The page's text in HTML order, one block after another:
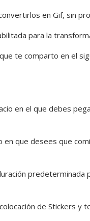
en Gif, sin
para la
te comparto en el
en el que debes
que desees que
predeterminada
de Stickers y